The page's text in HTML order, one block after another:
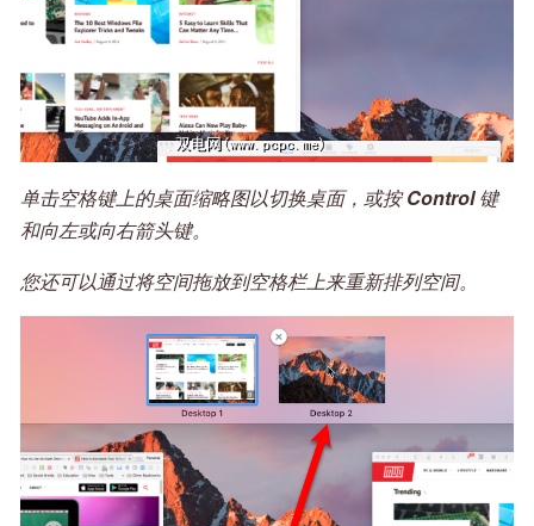
单击空格键上的桌面缩略图以切换桌面，或按Control键
和向左或向右箭头键。
您还可以通过将空间拖放到空格栏上来重新排列空间。